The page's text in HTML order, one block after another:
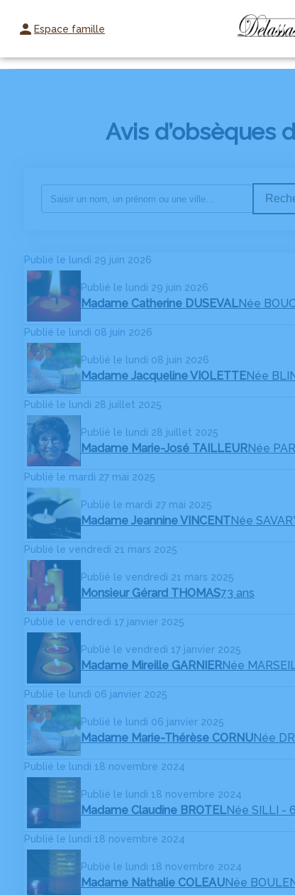
Espace famille
NOS PRESTATIONS
CHAMBRES
Avis d’obsèques
Publié le lundi 29 juin 2026
Publié le lundi 29 juin 2026
Madame Catherine DUSEVALNée
Publié le lundi 08 juin 2026
Publié le lundi 08 juin 2026
Madame Jacqueline VIOLETTENée
Publié le lundi 28 juillet 2025
Publié le lundi 28 juillet 2025
Madame Marie-José TAILLEURNée
Publié le mardi 27 mai 2025
Publié le mardi 27 mai 2025
Madame Jeannine VINCENTNée
Publié le vendredi 21 mars 2025
Publié le vendredi 21 mars 2025
Monsieur Gérard THOMAS73 ans
Publié le vendredi 17 janvier 2025
Publié le vendredi 17 janvier 2025
Madame Mireille GARNIERNée
Publié le lundi 06 janvier 2025
Publié le lundi 06 janvier 2025
Madame Marie-Thérèse CORNUNée
Publié le lundi 18 novembre 2024
Publié le lundi 18 novembre 2024
Madame Claudine BROTELNée SILLI -
Publié le lundi 18 novembre 2024
Publié le lundi 18 novembre 2024
Madame Nathalie COLEAUNée